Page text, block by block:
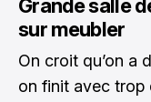
Grande salle
sur meubler
On croit qu’on a
on finit avec trop